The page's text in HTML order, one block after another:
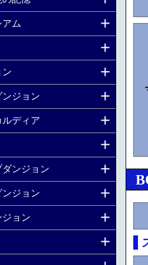
ム
ン
ンジョン
ディア
ンジョン
ンジョン
ジョン